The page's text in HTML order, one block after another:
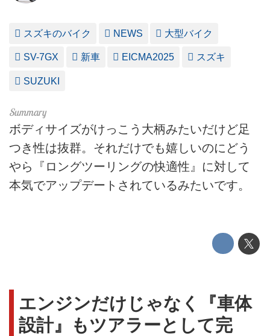
スズキのバイク NEWS 大型バイク
SV-7GX 新車 EICMA2025 スズキ
SUZUKI
ボディサイズがけっこう大柄みたいだけど足
つき性は抜群。それだけでも嬉しいのにどう
やら『ロングツーリングの快適性』に対して
本気でアップデートされているみたいです。
エンジンだけじゃなく『車体
設計』もツアラーとして完